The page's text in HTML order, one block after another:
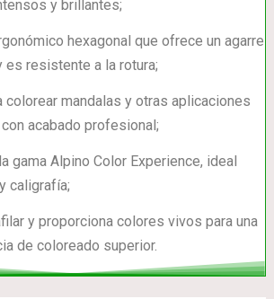
y brillantes;
hexagonal que ofrece un agarre
es resistente a la rotura;
colorear mandalas y otras aplicaciones
acabado profesional;
gama Alpino Color Experience, ideal
caligrafía;
y proporciona colores vivos para una
de coloreado superior.